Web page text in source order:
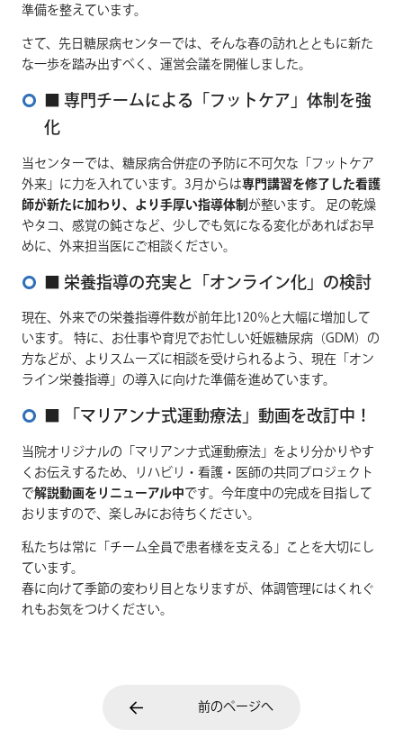
準備を整えています。
さて、先日糖尿病センターでは、そんな春の訪れとともに新た
な一歩を踏み出すべく、運営会議を開催しました。
■ 専門チームによる「フットケア」体制を強
化
当センターでは、糖尿病合併症の予防に不可欠な「フットケア
外来」に力を入れています。3月からは専門講習を修了した看護
師が新たに加わり、より手厚い指導体制が整います。 足の乾燥
やタコ、感覚の鈍さなど、少しでも気になる変化があればお早
めに、外来担当医にご相談ください。
■ 栄養指導の充実と「オンライン化」の検討
現在、外来での栄養指導件数が前年比120％と大幅に増加して
います。 特に、お仕事や育児でお忙しい妊娠糖尿病（GDM）の
方などが、よりスムーズに相談を受けられるよう、現在「オン
ライン栄養指導」の導入に向けた準備を進めています。
■ 「マリアンナ式運動療法」動画を改訂中！
当院オリジナルの「マリアンナ式運動療法」をより分かりやす
くお伝えするため、リハビリ・看護・医師の共同プロジェクト
で解説動画をリニューアル中です。今年度中の完成を目指して
おりますので、楽しみにお待ちください。
私たちは常に「チーム全員で患者様を支える」ことを大切にし
ています。
春に向けて季節の変わり目となりますが、体調管理にはくれぐ
れもお気をつけください。
前のページへ